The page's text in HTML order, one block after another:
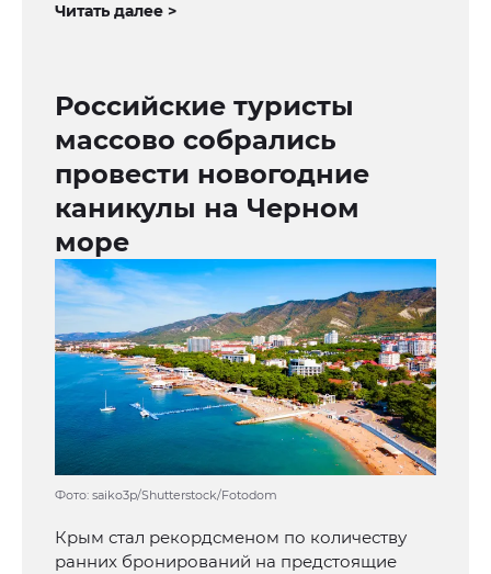
Читать далее >
Российские туристы
массово собрались
провести новогодние
каникулы на Черном
море
Фото: saiko3p/Shutterstock/Fotodom
Крым стал рекордсменом по количеству
ранних бронирований на предстоящие